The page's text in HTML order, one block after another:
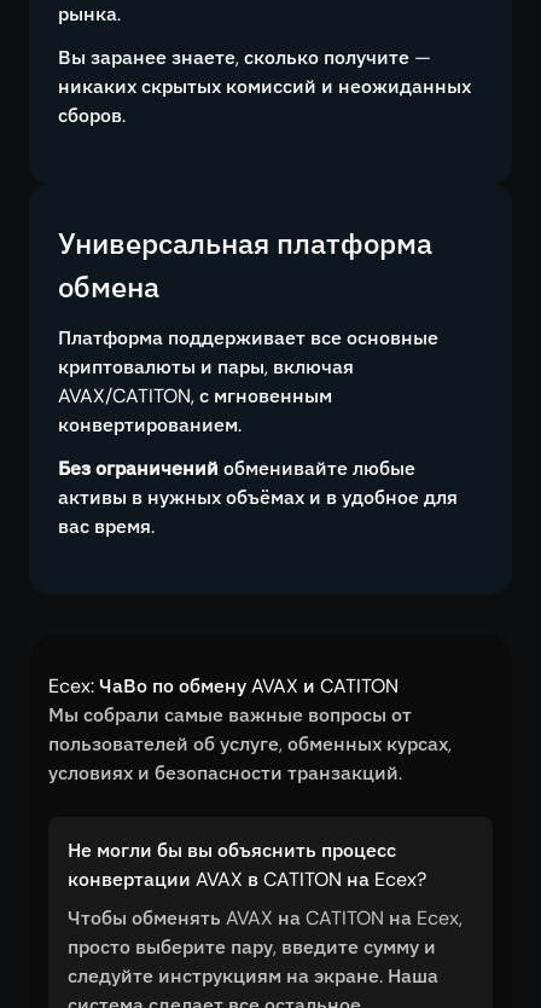
рынка.
Вы заранее знаете, сколько получите —
никаких скрытых комиссий и неожиданных
сборов.
Универсальная платформа
обмена
Платформа поддерживает все основные
криптовалюты и пары, включая
AVAX/CATITON, с мгновенным
конвертированием.
Без ограничений обменивайте любые
активы в нужных объёмах и в удобное для
вас время.
Ecex: ЧаВо по обмену AVAX и CATITON
Мы собрали самые важные вопросы от
пользователей об услуге, обменных курсах,
условиях и безопасности транзакций.
Не могли бы вы объяснить процесс
конвертации AVAX в CATITON на Ecex?
Чтобы обменять AVAX на CATITON на Ecex,
просто выберите пару, введите сумму и
следуйте инструкциям на экране. Наша